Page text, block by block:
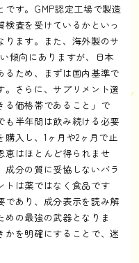
です。GMP認定工場で製造
検査を受けているかといっ
ります。また、海外製のサ
傾向にありますが、日本
るため、まずは国内基準で
。さらに、サプリメント選
る価格帯であること」で
も半年間は飲み続ける必要
入し、1ヶ月や2ヶ月で止
恵はほとんど得られませ
分の質に妥協しないバラ
トは薬ではなく食品です
であり、成分表示を読み解
めの最強の武器となりま
かを明確にすることで、迷